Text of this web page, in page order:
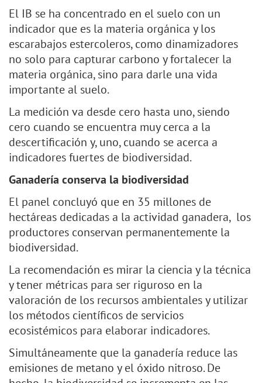
El IB se ha concentrado en el suelo con un
indicador que es la materia orgánica y los
escarabajos estercoleros, como dinamizadores
no solo para capturar carbono y fortalecer la
materia orgánica, sino para darle una vida
importante al suelo.
La medición va desde cero hasta uno, siendo
cero cuando se encuentra muy cerca a la
descertificación y, uno, cuando se acerca a
indicadores fuertes de biodiversidad.
Ganadería conserva la biodiversidad
El panel concluyó que en 35 millones de
hectáreas dedicadas a la actividad ganadera, los
productores conservan permanentemente la
biodiversidad.
La recomendación es mirar la ciencia y la técnica
y tener métricas para ser riguroso en la
valoración de los recursos ambientales y utilizar
los métodos científicos de servicios
ecosistémicos para elaborar indicadores.
Simultáneamente que la ganadería reduce las
emisiones de metano y el óxido nitroso. De